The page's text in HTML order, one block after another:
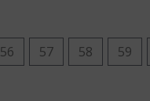
56 57 58 59